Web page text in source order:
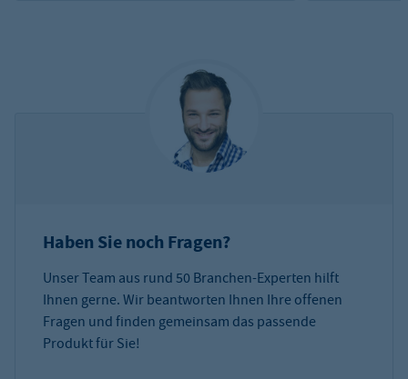
Haben Sie noch Fragen?
Unser Team aus rund 50 Branchen-Experten hilft
Ihnen gerne. Wir beantworten Ihnen Ihre offenen
Fragen und finden gemeinsam das passende
Produkt für Sie!